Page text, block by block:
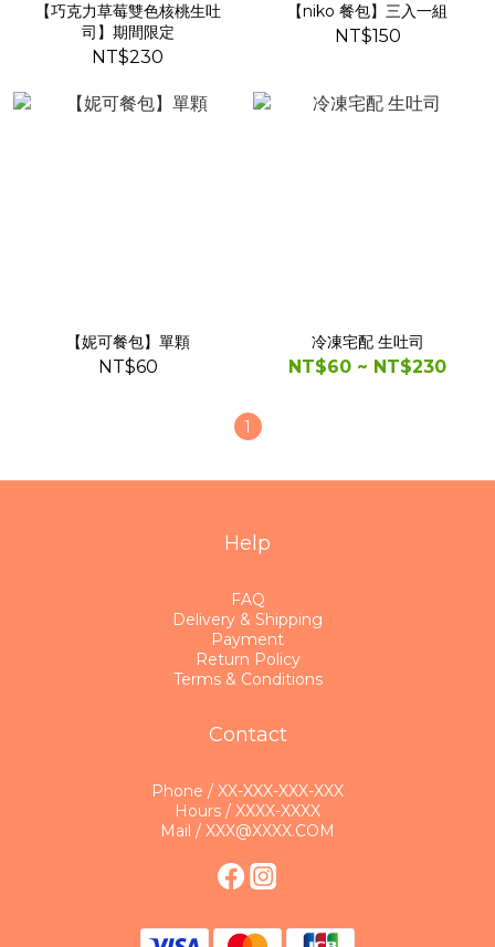
【巧克力草莓雙色核桃生吐
司】期間限定
NT$230
【niko 餐包】三入一組
NT$150
【妮可餐包】單顆
NT$60
冷凍宅配 生吐司
NT$60 ~ NT$230
1
Help
FAQ
Delivery & Shipping
Payment
Return Policy
Terms & Conditions
Contact
Phone / XX-XXX-XXX-XXX
Hours / XXXX-XXXX
Mail / XXX@XXXX.COM